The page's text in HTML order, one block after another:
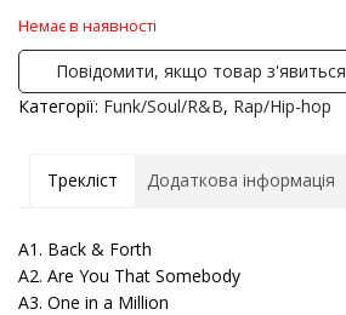
Немає в наявності
Повідомити, якщо товар з'явиться
Категорії: Funk/Soul/R&B, Rap/Hip-hop
Трекліст Додаткова інформація
A1. Back & Forth
A2. Are You That Somebody
A3. One in a Million